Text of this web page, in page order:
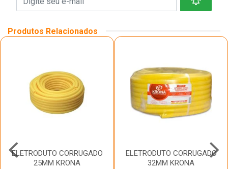
Produtos Relacionados
ELETRODUTO CORRUGADO
25MM KRONA
ELETRODUTO CORRUGADO
32MM KRONA